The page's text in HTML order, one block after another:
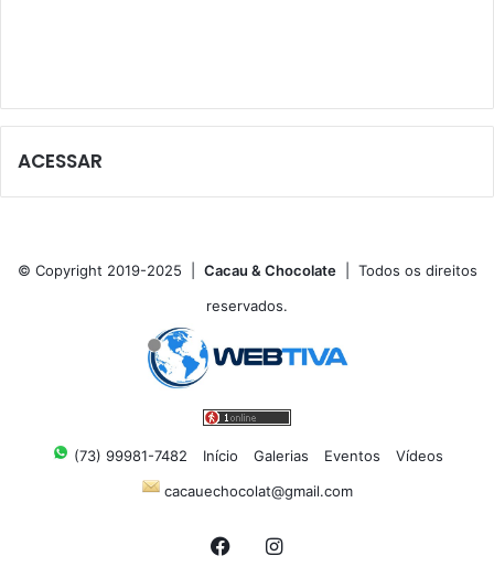
ACESSAR
© Copyright 2019-2025 | Cacau & Chocolate| Todos os direitos
reservados.
(73) 99981-7482 Início Galerias Eventos
Vídeos
cacauechocolat@gmail.com
FacebookInstagram